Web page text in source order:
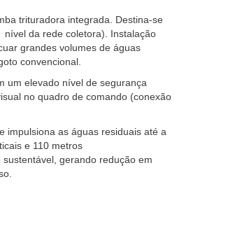
trituradora integrada. Destina-se
da rede coletora). Instalação
grandes volumes de águas
convencional.
um elevado nível de segurança
no quadro de comando (conexão
impulsiona as águas residuais até a
e 110 metros
gerando redução em